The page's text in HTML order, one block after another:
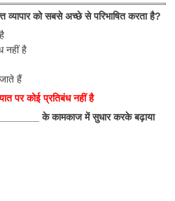
को सबसे अच्छे से परिभाषित करता है?
नहीं है
हैं
पर कोई प्रतिबंध नहीं है
के कामकाज में सुधार करके बढ़ाया